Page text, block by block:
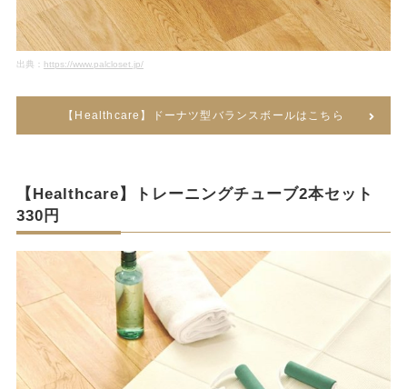
出典： https://www.palcloset.jp/
【Healthcare】ドーナツ型バランスボールはこちら
【Healthcare】トレーニングチューブ2本セット
330円